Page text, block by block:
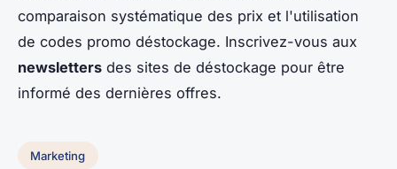
comparaison systématique des prix et l'utilisation
de codes promo déstockage. Inscrivez-vous aux
newsletters des sites de déstockage pour être
informé des dernières offres.
Marketing